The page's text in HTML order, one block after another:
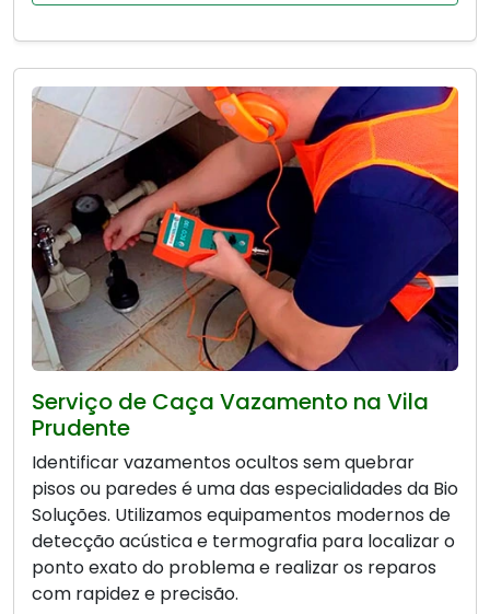
Serviço de Caça Vazamento na Vila
Prudente
Identificar vazamentos ocultos sem quebrar
pisos ou paredes é uma das especialidades da Bio
Soluções. Utilizamos equipamentos modernos de
detecção acústica e termografia para localizar o
ponto exato do problema e realizar os reparos
com rapidez e precisão.